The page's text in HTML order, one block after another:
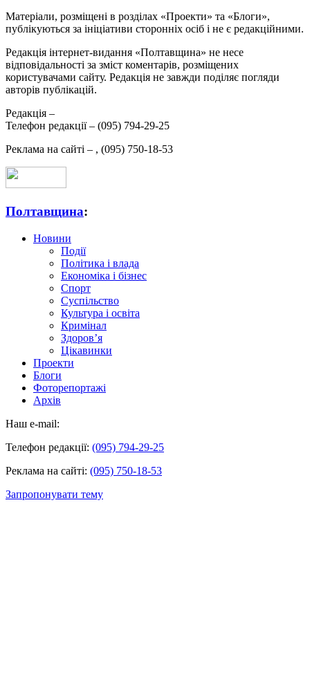
Матеріали, розміщені в розділах «Проекти» та «Блоги»,
публікуються за ініціативи сторонніх осіб і не є редакційними.
Редакція інтернет-видання «Полтавщина» не несе
відповідальності за зміст коментарів, розміщених
користувачами сайту. Редакція не завжди поділяє погляди
авторів публікацій.
Редакція –
Телефон редакції – (095) 794-29-25
Реклама на сайті – , (095) 750-18-53
Полтавщина:
Новини
Події
Політика і влада
Економіка і бізнес
Спорт
Суспільство
Культура і освіта
Кримінал
Здоров’я
Цікавинки
Проекти
Блоги
Фоторепортажі
Архів
Наш e-mail:
Телефон редакції: (095) 794-29-25
Реклама на сайті: (095) 750-18-53
Запропонувати тему